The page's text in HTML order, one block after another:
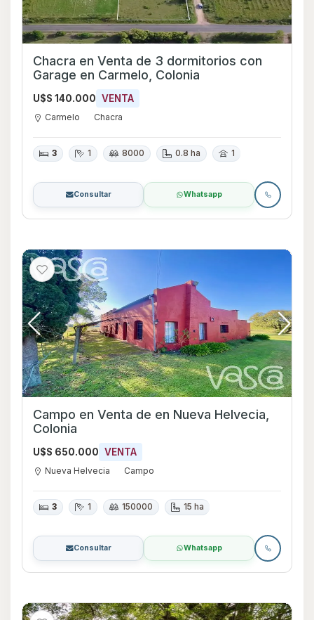
Chacra en Venta de 3 dormitorios con
Garage en Carmelo, Colonia
U$S 140.000 VENTA
Carmelo Chacra
3 1 8000 0.8 ha 1
Consultar Whatsapp
Campo en Venta de en Nueva Helvecia,
Colonia
U$S 650.000 VENTA
Nueva Helvecia Campo
3 1 150000 15 ha
Consultar Whatsapp